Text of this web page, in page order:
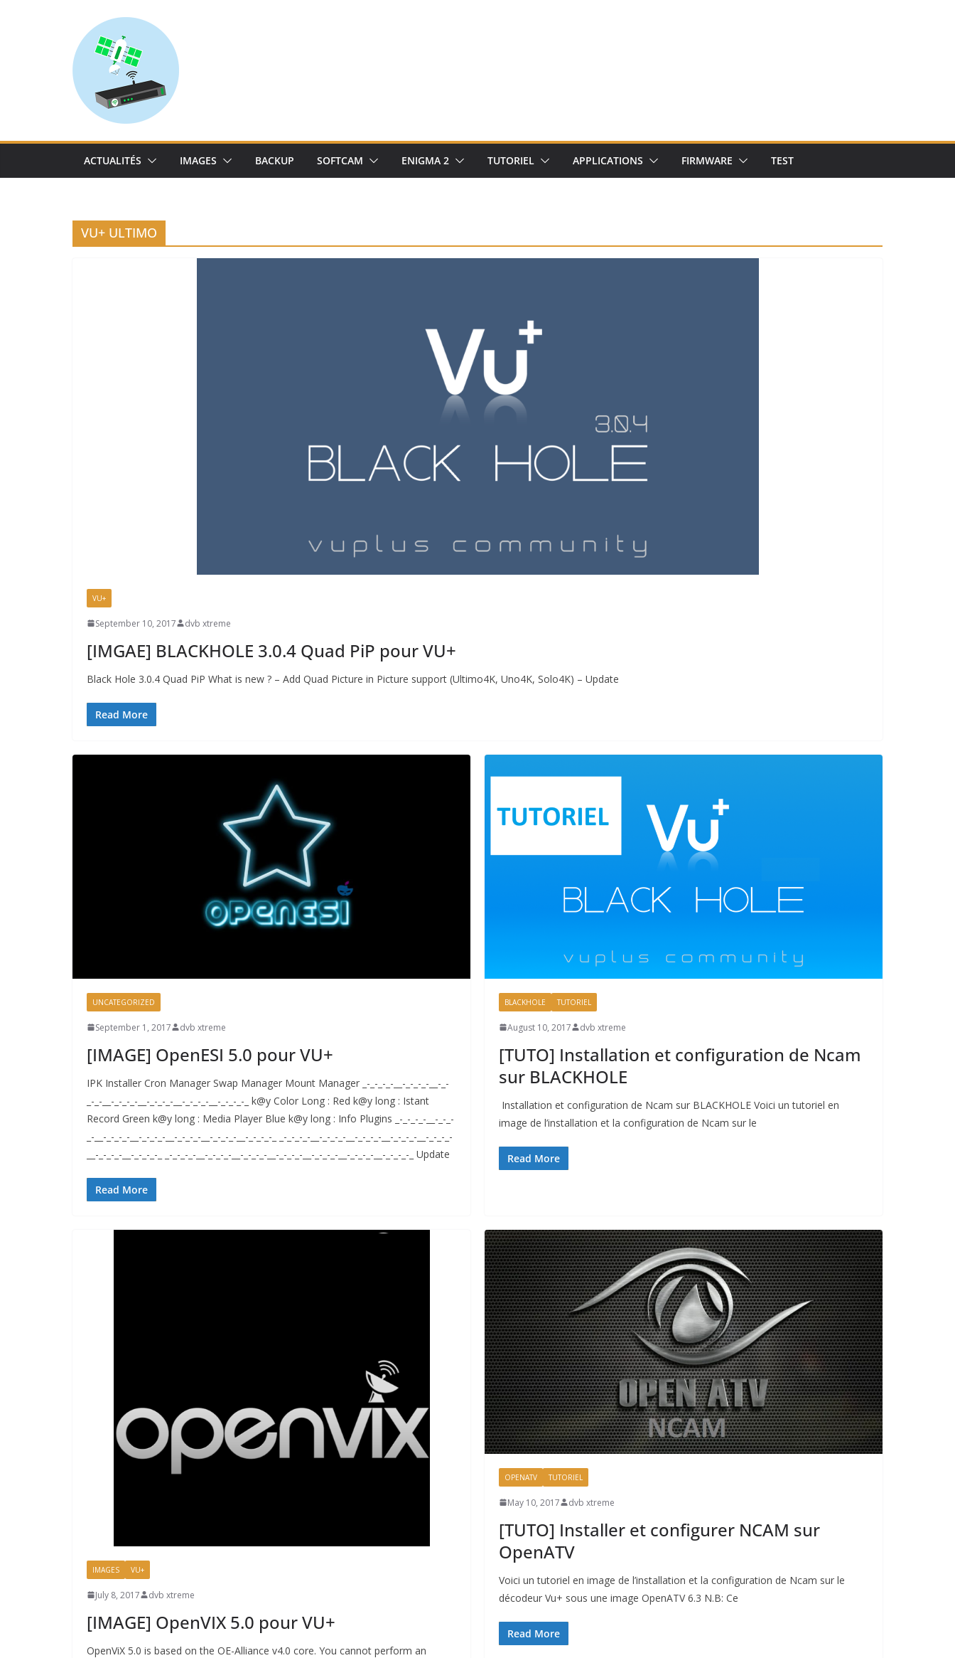
ACTUALITÉS IMAGES BACKUP SOFTCAM ENIGMA 2 TUTORIEL APPLICATIONS FIRMWARE TEST
VU+ ULTIMO
VU+
September 10, 2017 dvb xtreme
[IMGAE] BLACKHOLE 3.0.4 Quad PiP​ pour VU+
Black Hole 3.0.4 Quad PiP​ What is new ?​ – Add Quad Picture in Picture support (Ultimo4K, Uno4K, Solo4K) – Update
Read More
UNCATEGORIZED
September 1, 2017 dvb xtreme
[IMAGE] OpenESI 5.0 pour VU+
IPK Installer Cron Manager Swap Manager Mount Manager _-_-_-_-__-_-_-_-__-_-
_-_-__-_-_-_-__-_-_-_-__-_-_-_-__-_-_-_-_ k@y Color Long : Red k@y long : Istant
Record Green k@y long : Media Player Blue k@y long : Info Plugins _-_-_-_-__-_-_-
_-__-_-_-_-__-_-_-_-__-_-_-_-__-_-_-_-__-_-_-_-_ _-_-_-_-__-_-_-_-__-_-_-_-__-_-_-_-__-_-_-_-
__-_-_-_-__-_-_-_-_ _-_-_-_-__-_-_-_-__-_-_-_-__-_-_-_-__-_-_-_-__-_-_-_-__-_-_-_-_ Update
Read More
BLACKHOLE TUTORIEL
August 10, 2017 dvb xtreme
[TUTO] Installation et configuration de Ncam
sur BLACKHOLE
Installation et configuration de Ncam sur BLACKHOLE Voici un tutoriel en
image de l’installation et la configuration de Ncam sur le
Read More
IMAGES VU+
July 8, 2017 dvb xtreme
[IMAGE] OpenVIX 5.0 pour VU+
OpenViX 5.0 is based on the OE-Alliance v4.0 core. You cannot perform an
OPENATV TUTORIEL
May 10, 2017 dvb xtreme
[TUTO] Installer et configurer NCAM sur
OpenATV
Voici un tutoriel en image de l’installation et la configuration de Ncam sur le
décodeur Vu+ sous une image OpenATV 6.3 N.B: Ce
Read More